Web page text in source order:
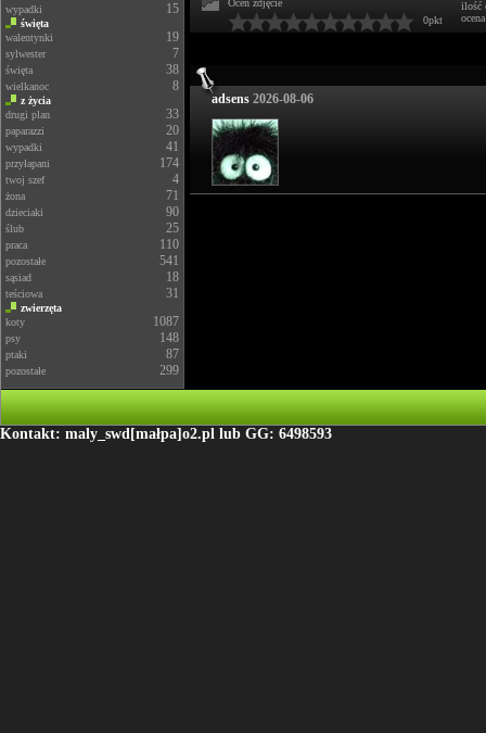
wypadki 15
święta
walentynki
19
sylwester 7
święta 38
wielkanoc 8
z życia
drugi plan
33
paparazzi 20
wypadki 41
przyłapani 174
twoj szef 4
żona 71
dzieciaki 90
ślub 25
praca 110
pozostałe 541
sąsiad 18
teściowa 31
zwierzęta
koty
1087
psy 148
ptaki 87
pozostałe 299
Oceń zdjęcie
0pkt
ilość
ocena
adsens 2026-08-06
Kontakt: maly_swd[małpa]o2.pl lub GG: 6498593